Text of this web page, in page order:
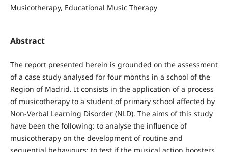
Musicotherapy, Educational Music Therapy
Abstract
The report presented herein is grounded on the assessment
of a case study analysed for four months in a school of the
Region of Madrid. It consists in the application of a process
of musicotherapy to a student of primary school affected by
Non-Verbal Learning Disorder (NLD). The aims of this study
have been the following: to analyse the influence of
musicotherapy on the development of routine and